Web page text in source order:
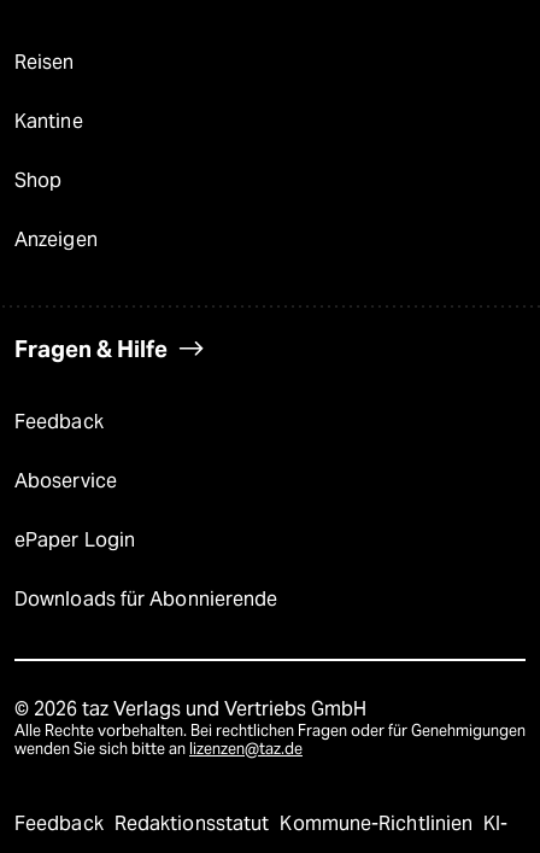
Reisen
Kantine
Shop
Anzeigen
Fragen & Hilfe
Feedback
Aboservice
ePaper Login
Downloads für Abonnierende
© 2026 taz Verlags und Vertriebs GmbH
Alle Rechte vorbehalten. Bei rechtlichen Fragen oder für Genehmigungen
wenden Sie sich bitte an lizenzen@taz.de
Feedback Redaktionsstatut Kommune-Richtlinien KI-